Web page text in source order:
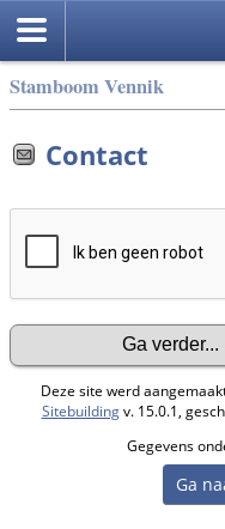
Stamboom Vennik
Contact
Deze site werd
Sitebuildingv. 15.0.1,
Gegevens
Ga